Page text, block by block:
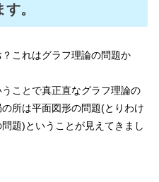
。
これはグラフ理論の問題か
ことで真正直なグラフ理論の
所は平面図形の問題(とりわけ
題)ということが見えてきまし